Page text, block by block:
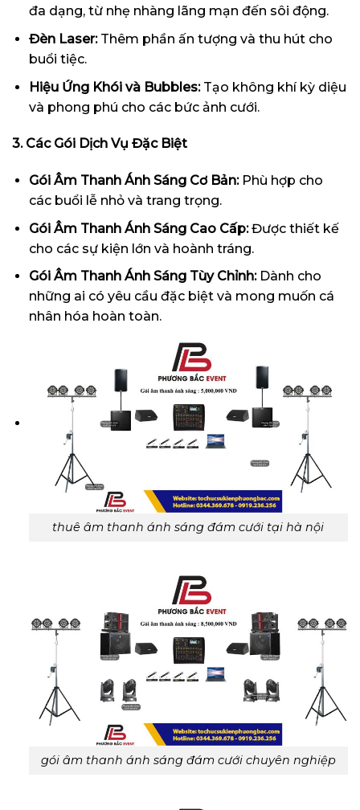
đa dạng, từ nhẹ nhàng lãng mạn đến sôi động.
Đèn Laser:Thêm phần ấn tượng và thu hút cho
buổi tiệc.
Hiệu Ứng Khói và Bubbles:Tạo không khí kỳ diệu
và phong phú cho các bức ảnh cưới.
3. Các Gói Dịch Vụ Đặc Biệt
Gói Âm Thanh Ánh Sáng Cơ Bản:Phù hợp cho
các buổi lễ nhỏ và trang trọng.
Gói Âm Thanh Ánh Sáng Cao Cấp:Được thiết kế
cho các sự kiện lớn và hoành tráng.
Gói Âm Thanh Ánh Sáng Tùy Chỉnh:Dành cho
những ai có yêu cầu đặc biệt và mong muốn cá
nhân hóa hoàn toàn.
thuê âm thanh ánh sáng đám cưới tại hà nội
gói âm thanh ánh sáng đám cưới chuyên nghiệp